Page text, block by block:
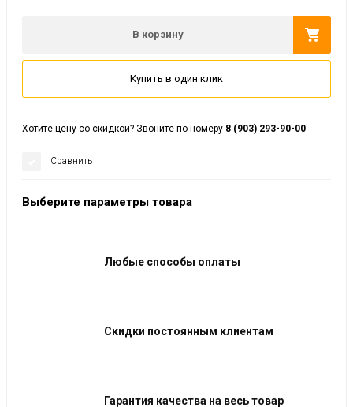
В корзину
Купить в один клик
Хотите цену со скидкой? Звоните по номеру 8 (903) 293-90-00
Сравнить
Выберите параметры товара
Любые способы оплаты
Скидки постоянным клиентам
Гарантия качества на весь товар